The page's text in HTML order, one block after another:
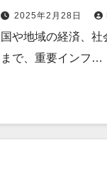
2025年2月28日
国や地域の経済、
まで、重要インフ…